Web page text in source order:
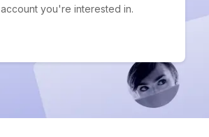
account you're interested in.